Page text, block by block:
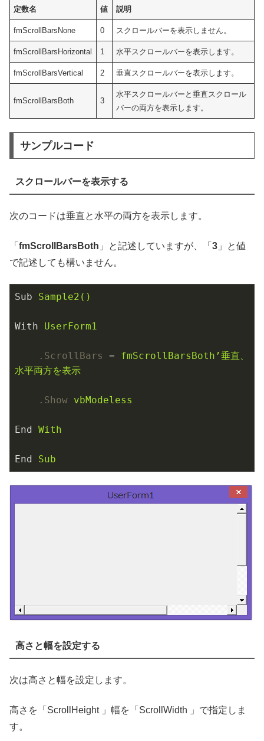
定数名 値 説明
fmScrollBarsNone 0 スクロールバーを表示しません。
fmScrollBarsHorizontal 1 水平スクロールバーを表示します。
fmScrollBarsVertical 2 垂直スクロールバーを表示します。
fmScrollBarsBoth 3
水平スクロールバーと垂直スクロール
バーの両方を表示します。
サンプルコード
スクロールバーを表示する
次のコードは垂直と水平の両方を表示します。
「 fmScrollBarsBoth 」と記述していますが、「 3 」と値
で記述しても構いません。
Sub Sample2()
With UserForm1
.ScrollBars = fmScrollBarsBoth’垂直、
水平両方を表示
.Show vbModeless
End With
End Sub
高さと幅を設定する
次は高さと幅を設定します。
高さを「ScrollHeight 」幅を「ScrollWidth 」で指定しま
す。